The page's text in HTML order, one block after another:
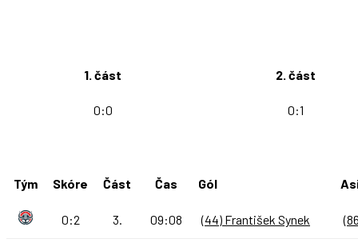
1. část 2. část
0:0 0:1
Tým Skóre Část Čas Gól
0:2 3. 09:08 (44) František Synek